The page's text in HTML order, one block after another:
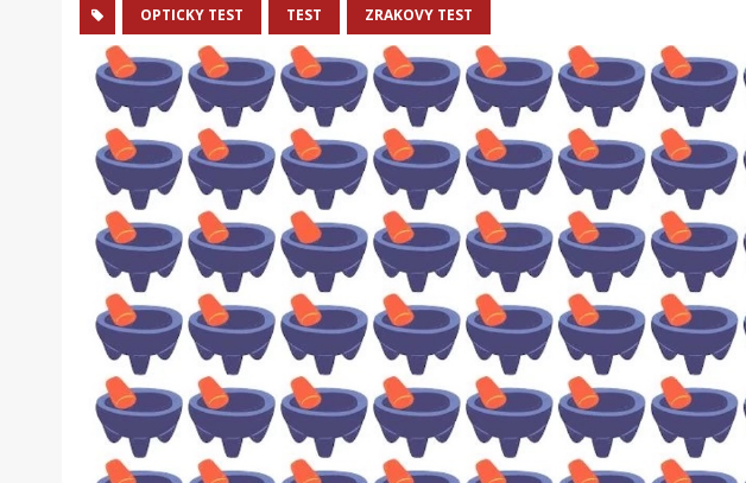
OPTICKY TEST TEST ZRAKOVY TEST